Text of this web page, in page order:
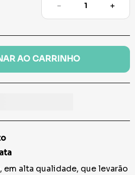
＋
－
AO CARRINHO
em alta qualidade, que levarão